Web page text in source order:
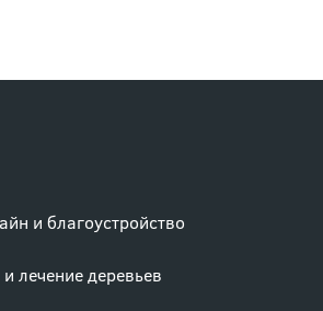
и благоустройство
лечение деревьев